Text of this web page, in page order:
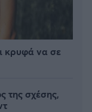
κρυφά να σε
της σχέσης,